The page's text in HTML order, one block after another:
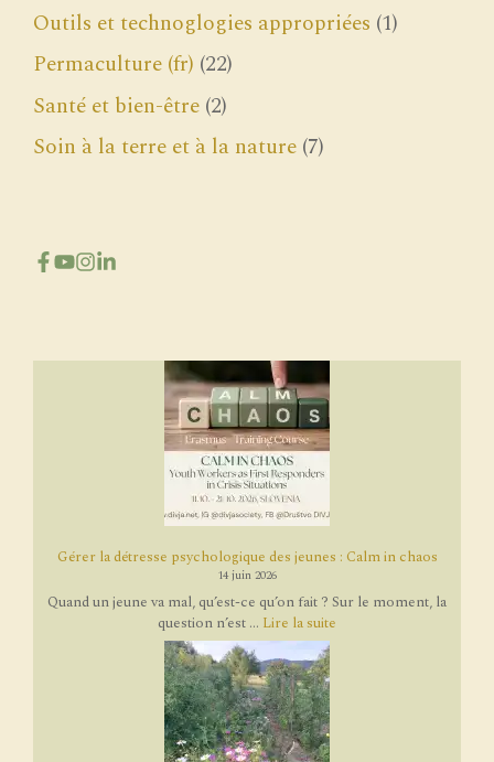
Outils et technoglogies appropriées (1)
Permaculture (fr) (22)
Santé et bien-être (2)
Soin à la terre et à la nature (7)
Gérer la détresse psychologique des jeunes : Calm in chaos
14 juin 2026
Quand un jeune va mal, qu’est-ce qu’on fait ? Sur le moment, la
question n’est ... Lire la suite